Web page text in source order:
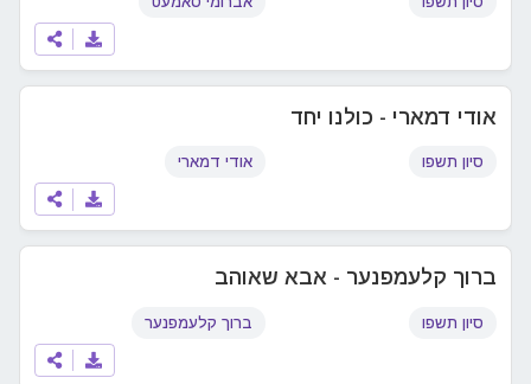
אודי דמארי - כולנו יחד
סיון תשפו אודי דמארי
ברוך קלעמפנער - אבא שאוהב
סיון תשפו ברוך קלעמפנער